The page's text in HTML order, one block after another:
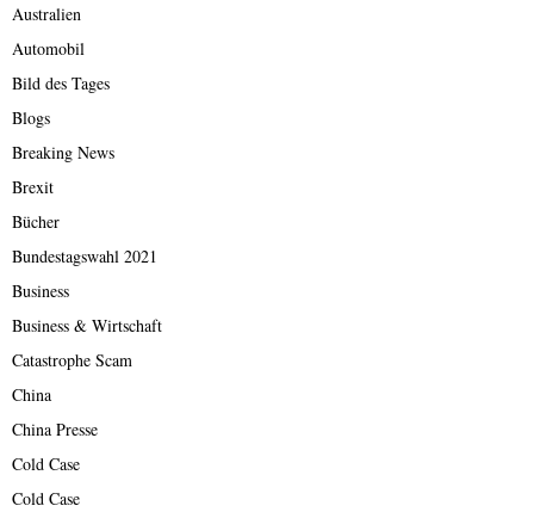
Australien
Automobil
Bild des Tages
Blogs
Breaking News
Brexit
Bücher
Bundestagswahl 2021
Business
Business & Wirtschaft
Catastrophe Scam
China
China Presse
Cold Case
Cold Case